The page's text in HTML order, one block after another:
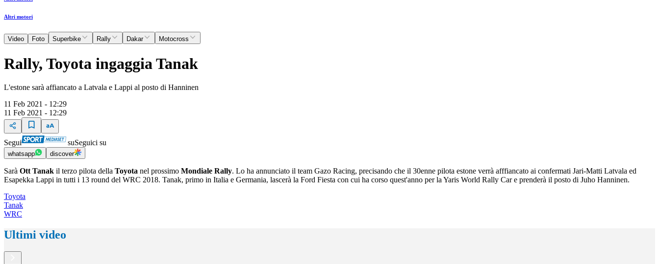
Altri motori
Video Foto Superbike Rally Dakar Motocross
Rally, Toyota ingaggia Tanak
L'estone sarà affiancato a Latvala e Lappi al posto di Hanninen
11 Feb 2021 - 12:29
11 Feb 2021 - 12:29
Segui suSeguici su
whatsapp discover
Sarà Ott Tanak il terzo pilota della Toyota nel prossimo Mondiale Rally. Lo ha annunciato il team Gazo Racing, precisando che il 30enne pilota estone verrà afffiancato ai confermati Jari-Matti Latvala ed
Esapekka Lappi in tutti i 13 round del WRC 2018. Tanak, primo in Italia e Germania, lascerà la Ford Fiesta con cui ha corso quest'anno per la Yaris World Rally Car e prenderà il posto di Juho Hanninen.
Toyota
Tanak
WRC
Ultimi video